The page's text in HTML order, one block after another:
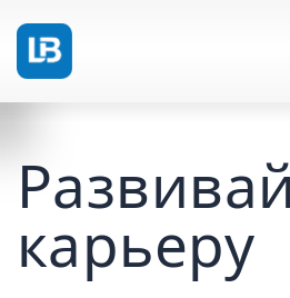
карьеру